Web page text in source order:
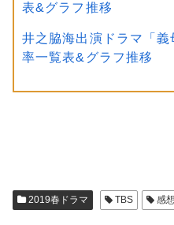
表&グラフ推移
井之脇海出演ドラマ「
率一覧表&グラフ推移
2019春ドラマ TBS 感想